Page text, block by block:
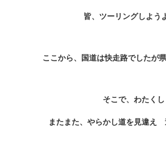
皆、ツーリングしよう
ここから、国道は快走路でしたが
そこで、わたくし
またまた、やらかし道を見違え